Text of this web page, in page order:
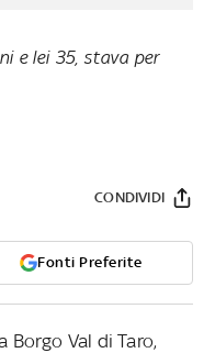
e lei 35, stava per
Fonti Preferite
CONDIVIDI
Val di Taro,